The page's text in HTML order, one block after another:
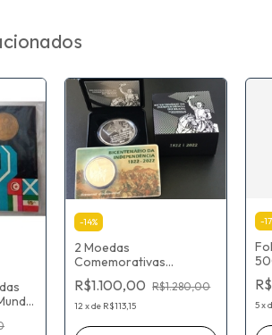
-14%
2 Moedas
Comemorativas
Bicentenário Da
Independência
R$1.100,00 R$1.280,00
12 xde R$113,15
-17
5x